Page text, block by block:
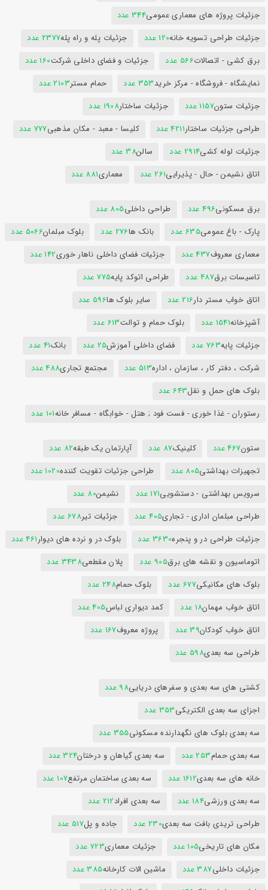
جزئیات پروژه های معماری عمومی344 عدد
جزئیات طراحی تسویه خانه120 عدد جزئیات پله و راه پله2377 عدد
برق کشی - اتصالات566 عدد جزئیات و فضای داخلی شرکت160 عدد
نمایشگاه - فروشگاه - مرکز خرید353 عدد حمام مستر2103 عدد
جزئیات ستون1157 عدد جزئیات ساختار1908 عدد
طراحی جزئیات ساختار4211 عدد کلیسا - معبد - مکان مذهبی777 عدد
جزئیات لوله کشی2914 عدد سالن38 عدد
اتاق نشیمن - حال - پذیرایی261 عدد معماری881 عدد
برق مسکونی496 عدد طراحی داخلی805 عدد
پارک - باغ عمومی635 عدد بانک ها276 عدد بلوک مبلمان5066 عدد
معماری معروف437 عدد جزئیات فضای داخلی ناهار خوری142 عدد
تاسیسات برق487 عدد طراحی اتوکد پایه775 عدد
اتاق خواب مستر دار216 عدد سایر بلوک ها596 عدد
آشپزخانه1541 عدد بلوک حمام و توالت613 عدد
جزئیات پایه763 عدد فضای داخلی آموزش25 عدد بانک41 عدد
شرکت ، دفتر کار ، سازمان ، اداره513 عدد مجتمع تجاری488 عدد
بلوک های حمل و نقل643 عدد
رستوران - غذا خوری - فست فود ; هتل - خوابگاه - مسافر خانه101 عدد
ستون467 عدد کلینیک87 عدد آپارتمان یک طبقه82 عدد
تجهیزات بهداشتی805 عدد طراحی جزئیات تقویت کننده1020 عدد
سرویس بهداشتی - دستشویی171 عدد نشیمن80 عدد
طراحی مبلمان اداری - تجاری405 عدد جزئیات تیر678 عدد
جزئیات طراحی در و پنجره3630 عدد بلوک در و نرده های دیوار461 عدد
اتوماسیون و نقشه های برق905 عدد پلان مقطعی3438 عدد
بلوک های مکانیکی677 عدد بلوک حمام248 عدد
اتاق خواب مهمان18 عدد کمد دیواری لباس405 عدد
اتاق خواب کودکان39 عدد پروژه معروف167 عدد
طراحی سه بعدی598 عدد
کشتی های سه بعدی و سفرهای دریایی98 عدد
اجزای سه بعدی الکتریکی353 عدد
سه بعدی بلوک های نگهدارنده مسکونی355 عدد
سه بعدی حمام253 عدد سه بعدی گیاهان و درختان324 عدد
خانه های سه بعدی1612 عدد سه بعدی ساختمان مرتفع107 عدد
سه بعدی ورزشی184 عدد سه بعدی افراد212 عدد
طراحی تریدی بافت سه بعدی230 عدد جاده و پل517 عدد
مکان های تاریخی105 عدد جزئیات معماری723 عدد
جزئیات داخلی387 عدد ماشین الات کارخانه385 عدد